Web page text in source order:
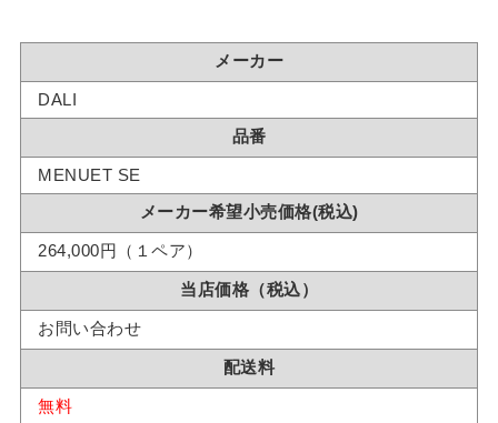
メーカー
DALI
品番
MENUET SE
メーカー希望小売価格(税込)
264,000円（１ペア）
当店価格（税込）
お問い合わせ
配送料
無料